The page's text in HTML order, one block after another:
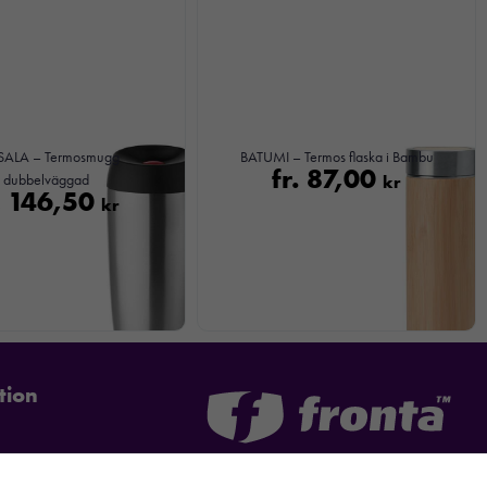
– Termosmugg
dubbelväggad
146,50 kr
BATUMI – Termos flaska i Bambu
fr. 87,00 kr